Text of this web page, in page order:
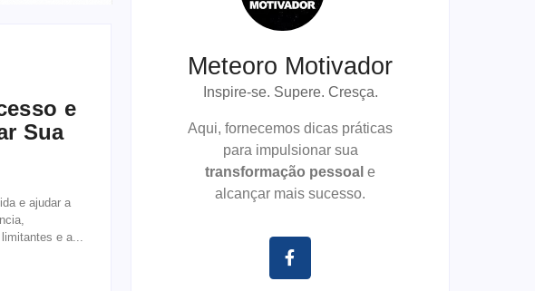
e
Sua
e ajudar a
e a...
Meteoro Motivador
Inspire-se. Supere. Cresça.
Aqui, fornecemos dicas práticas
para impulsionar sua
transformação pessoal e
alcançar mais sucesso.